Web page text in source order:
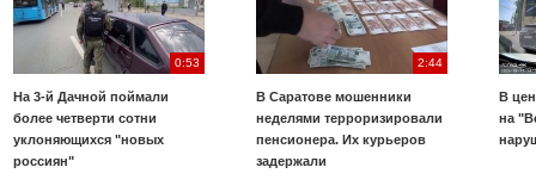
0:53
На 3-й Дачной поймали
более четверти сотни
уклоняющихся "новых
россиян"
2:44
В Саратове мошенники
неделями терроризировали
пенсионера. Их курьеров
задержали
В
на